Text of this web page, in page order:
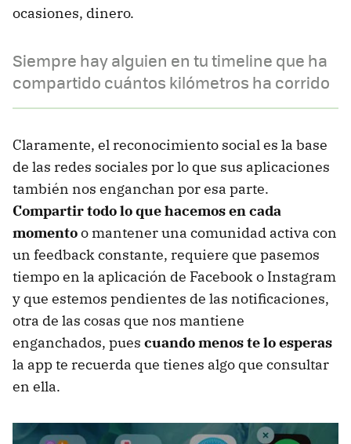
ocasiones, dinero.
Siempre hay alguien en tu timeline que ha
compartido cuántos kilómetros ha corrido
Claramente, el reconocimiento social es la base
de las redes sociales por lo que sus aplicaciones
también nos enganchan por esa parte.
Compartir todo lo que hacemos en cada
momentoo mantener una comunidad activa con
un feedback constante, requiere que pasemos
tiempo en la aplicación de Facebook o Instagram
y que estemos pendientes de las notificaciones,
otra de las cosas que nos mantiene
enganchados, pues cuando menos te lo esperas
la app te recuerda que tienes algo que consultar
en ella.